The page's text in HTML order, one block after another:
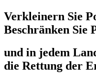
Verkleinern Sie
Beschränken Sie
und in jedem
die Rettung der